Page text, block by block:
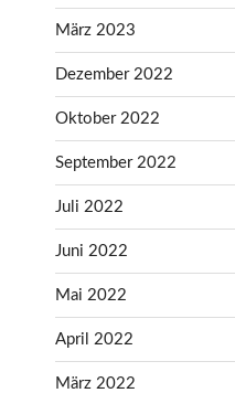
März 2023
Dezember 2022
Oktober 2022
September 2022
Juli 2022
Juni 2022
Mai 2022
April 2022
März 2022